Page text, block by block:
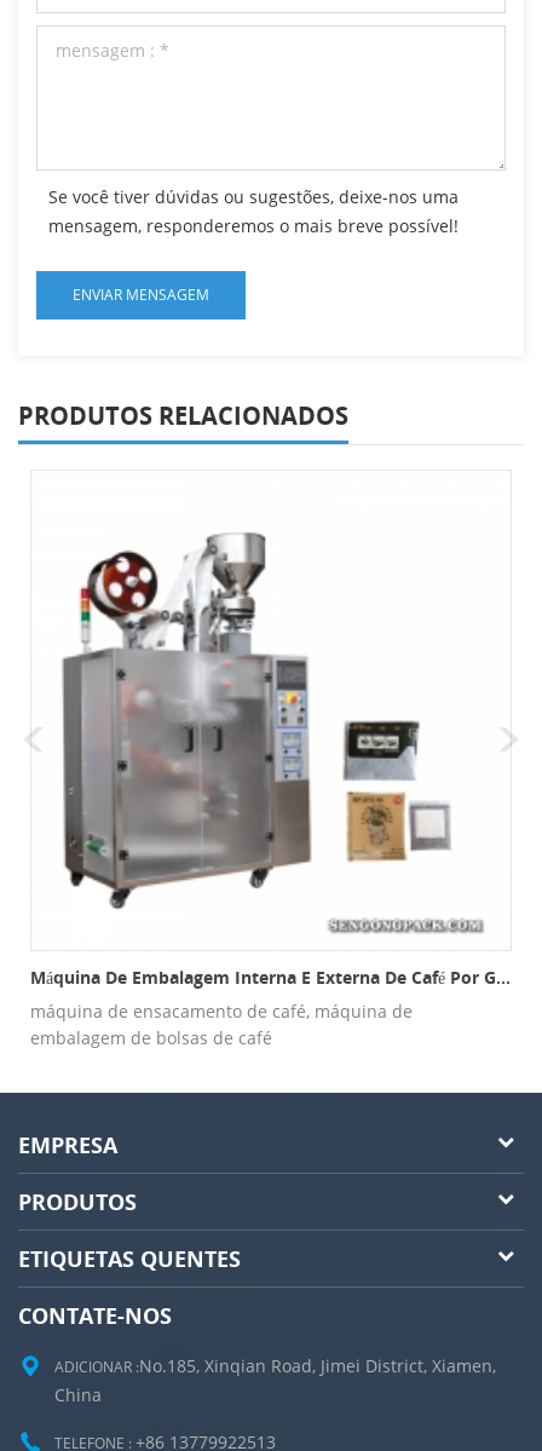
Se você tiver dúvidas ou sugestões, deixe-nos uma
mensagem, responderemos o mais breve possível!
PRODUTOS RELACIONADOS
Máquina De Embalagem Interna E Externa De Café Por Gotejamento Ultrassônico C19K
máquina de ensacamento de café, máquina de
embalagem de bolsas de café
EMPRESA
PRODUTOS
ETIQUETAS QUENTES
CONTATE-NOS
ADICIONAR :No.185, Xinqian Road, Jimei District, Xiamen,
China
TELEFONE : +86 13779922513